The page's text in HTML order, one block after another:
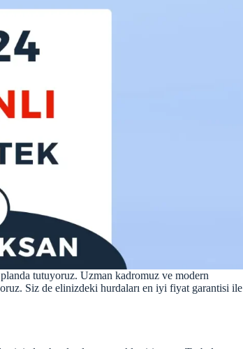
tutuyoruz. Uzman kadromuz ve modern
Siz de elinizdeki hurdaları en iyi fiyat garantisi ile